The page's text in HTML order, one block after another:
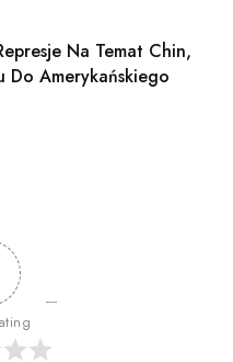
Na Temat Chin,
Do Amerykańskiego